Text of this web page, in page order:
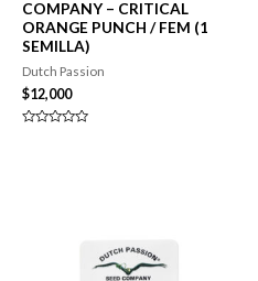
COMPANY – CRITICAL
ORANGE PUNCH / FEM (1
SEMILLA)
Dutch Passion
$12,000